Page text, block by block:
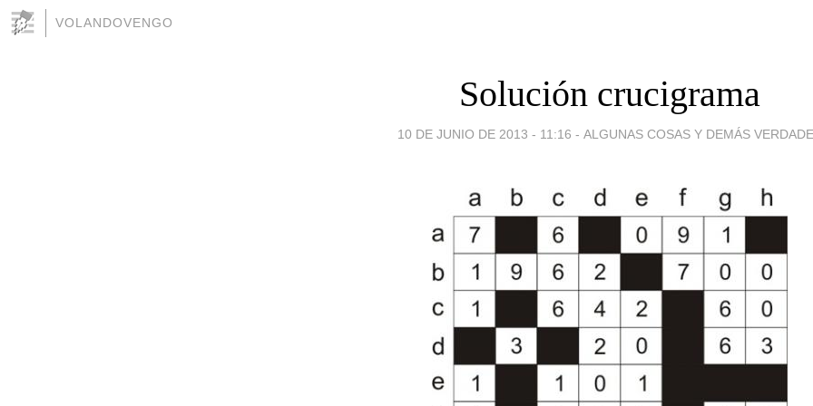
VOLANDOVENGO
Solución crucigrama
10 DE JUNIO DE 2013 - 11:16 - ALGUNAS COSAS Y DEMÁS